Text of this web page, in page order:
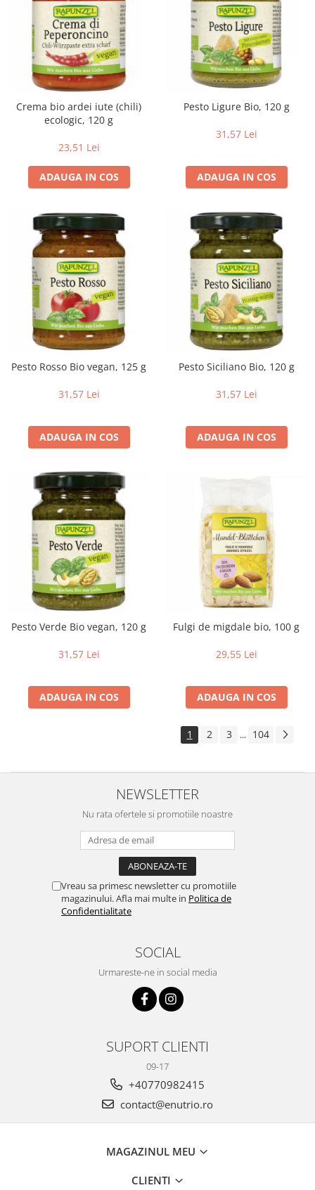
Crema bio ardei iute (chili)
ecologic, 120 g
23,51 Lei
ADAUGA IN COS
Pesto Ligure Bio, 120 g
31,57 Lei
ADAUGA IN COS
Pesto Rosso Bio vegan, 125 g
31,57 Lei
ADAUGA IN COS
Pesto Siciliano Bio, 120 g
31,57 Lei
ADAUGA IN COS
Pesto Verde Bio vegan, 120 g
31,57 Lei
ADAUGA IN COS
Fulgi de migdale bio, 100 g
29,55 Lei
ADAUGA IN COS
1 2 3 ... 104
NEWSLETTER
Nu rata ofertele si promotiile noastre
Vreau sa primesc newsletter cu promotiile
magazinului. Afla mai multe in Politica de
Confidentialitate
SOCIAL
Urmareste-ne in social media
SUPORT CLIENTI
09-17
+40770982415
contact@enutrio.ro
MAGAZINUL MEU
CLIENTI